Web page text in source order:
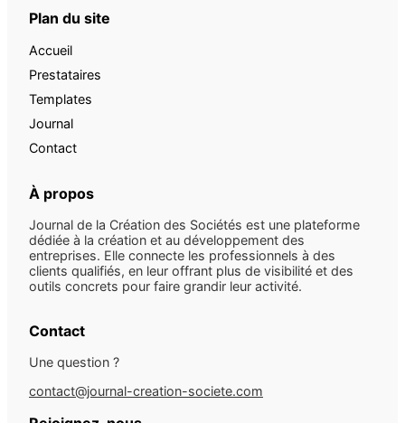
Plan du site
Accueil
Prestataires
Templates
Journal
Contact
À propos
Journal de la Création des Sociétés est une plateforme
dédiée à la création et au développement des
entreprises. Elle connecte les professionnels à des
clients qualifiés, en leur offrant plus de visibilité et des
outils concrets pour faire grandir leur activité.
Contact
Une question ?
contact@journal-creation-societe.com